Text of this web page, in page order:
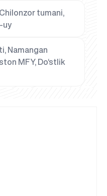
tumani,
uy
Namangan
MFY, Do‘stlik